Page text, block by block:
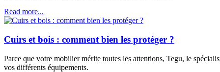
Read more...
Cuirs et bois : comment bien les protéger ?
Parce que votre mobilier mérite toutes les attentions, Tegu, le
vos différents équipements.